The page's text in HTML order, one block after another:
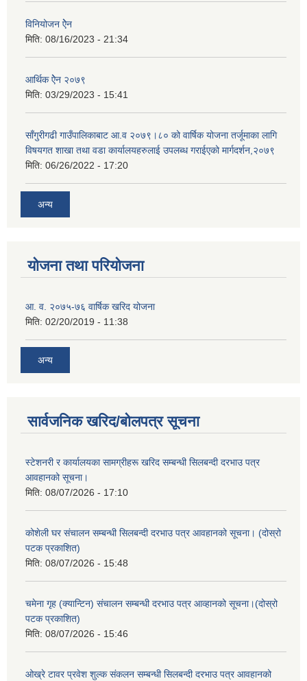
विनियोजन ऐेन
मिति: 08/16/2023 - 21:34
आर्थिक ऐेन २०७९
मिति: 03/29/2023 - 15:41
साँगुरीगढी गाउँपालिकाबाट आ.व २०७९।८० को वार्षिक योजना तर्जूमाका लागि
विषयगत शाखा तथा वडा कार्यालयहरुलाई उपलब्ध गराईएको मार्गदर्शन,२०७९
मिति: 06/26/2022 - 17:20
अन्य
योजना तथा परियोजना
आ. व. २०७५-७६ वार्षिक खरिद योजना
मिति: 02/20/2019 - 11:38
अन्य
सार्वजनिक खरिद/बोलपत्र सूचना
स्टेशनरी र कार्यालयका सामग्रीहरू खरिद सम्बन्धी सिलबन्दी दरभाउ पत्र
आवहानको सूचना।
मिति: 08/07/2026 - 17:10
कोशेली घर संचालन सम्बन्धी सिलबन्दी दरभाउ पत्र आवहानको सूचना। (दोस्रो
पटक प्रकाशित)
मिति: 08/07/2026 - 15:48
चमेना गृह (क्यान्टिन) संचालन सम्बन्धी दरभाउ पत्र आव्हानको सूचना।(दोस्रो
पटक प्रकाशित)
मिति: 08/07/2026 - 15:46
ओख्रे टावर प्रवेश शुल्क संकलन सम्बन्धी सिलबन्दी दरभाउ पत्र आवहानको